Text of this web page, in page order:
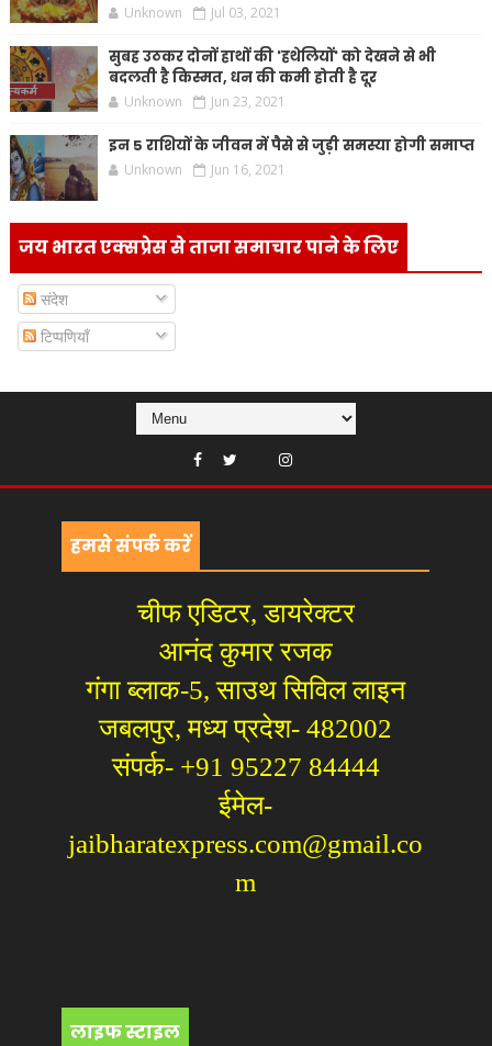
Unknown Jul 03, 2021
सुबह उठकर दोनों हाथों की 'हथेलियों' को देखने से भी
बदलती है किस्मत, धन की कमी होती है दूर
Unknown Jun 23, 2021
इन 5 राशियों के जीवन में पैसे से जुड़ी समस्या होगी समाप्त
Unknown Jun 16, 2021
जय भारत एक्सप्रेस से ताजा समाचार पाने के लिए
संदेश
टिप्पणियाँ
हमसे संपर्क करें
चीफ एडिटर, डायरेक्टर
आनंद कुमार रजक
गंगा ब्लाक-5, साउथ सिविल लाइन
जबलपुर, मध्य प्रदेश- 482002
संपर्क- +91 95227 84444
ईमेल-
jaibharatexpress.com@gmail.co
m
लाइफ स्टाइल